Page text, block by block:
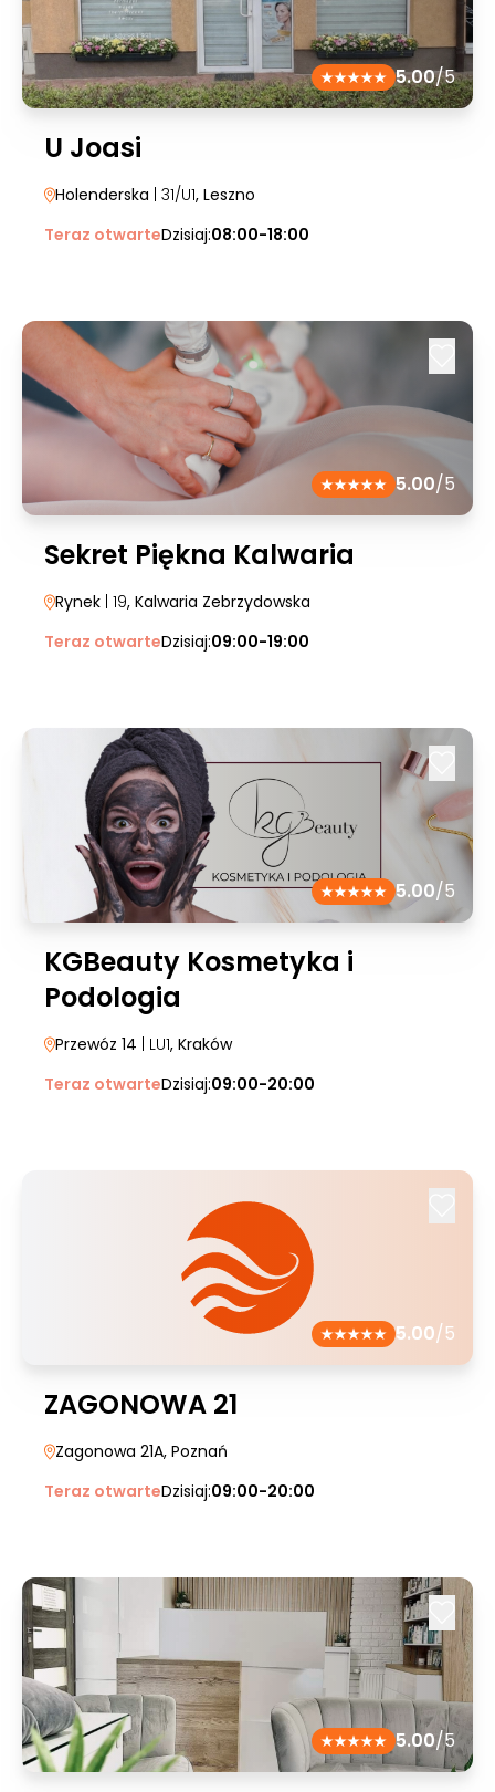
5.00/5
U Joasi
Holenderska | 31/U1, Leszno
Teraz otwarteDzisiaj:08:00-18:00
5.00/5
Sekret Piękna Kalwaria
Rynek | 19, Kalwaria Zebrzydowska
Teraz otwarteDzisiaj:09:00-19:00
5.00/5
KGBeauty Kosmetyka i
Podologia
Przewóz 14 | LU1, Kraków
Teraz otwarteDzisiaj:09:00-20:00
5.00/5
ZAGONOWA 21
Zagonowa 21A, Poznań
Teraz otwarteDzisiaj:09:00-20:00
5.00/5